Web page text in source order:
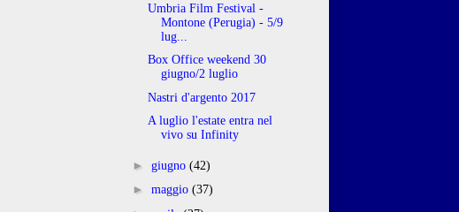
Umbria Film Festival -
Montone (Perugia) - 5/9
lug...
Box Office weekend 30
giugno/2 luglio
Nastri d'argento 2017
A luglio l'estate entra nel
vivo su Infinity
► giugno (42)
► maggio (37)